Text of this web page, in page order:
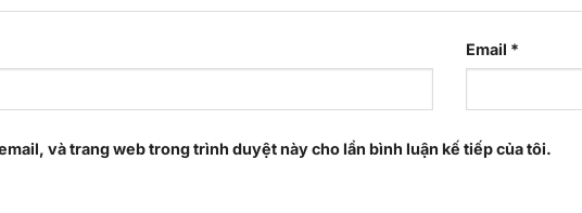
Email *
và trang web trong trình duyệt này cho lần bình luận kế tiếp của tôi.